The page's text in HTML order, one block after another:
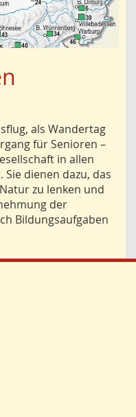
als Wandertag
für Senioren –
in allen
dienen dazu, das
zu lenken und
der
Bildungsaufgaben